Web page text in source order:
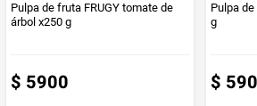
Pulpa de fruta FRUGY tomate de
árbol x250 g
$ 5900
Pulpa
g
$